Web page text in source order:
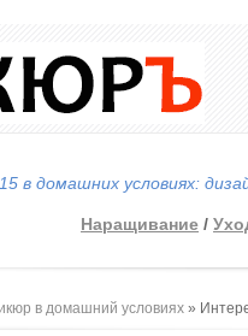
в домашних условиях:
Наращивание /
в домашний условиях »